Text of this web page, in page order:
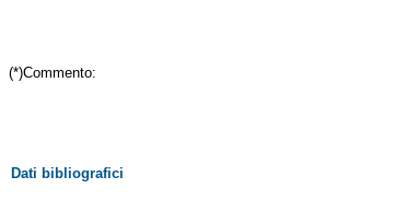
(*)Commento:
Dati bibliografici